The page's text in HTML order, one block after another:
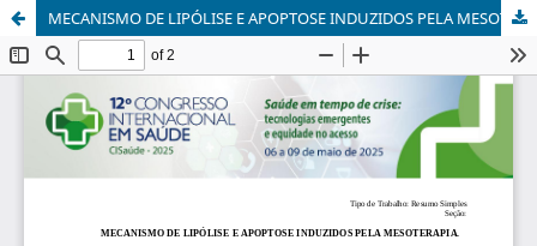
MECANISMO DE LIPÓLISE E APOPTOSE INDUZIDOS PELA MESOTERAPIA